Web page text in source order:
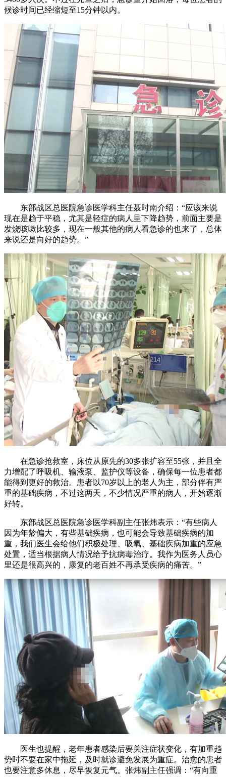
候诊时间已经缩短至15分钟以内。
东部战区总医院急诊医学科主任聂时南介绍：“应该来说
现在是趋于平稳，尤其是轻症的病人呈下降趋势，前面主要是
发烧咳嗽比较多，现在一般其他的病人看急诊的也来了，总体
来说还是向好的趋势。”
在急诊抢救室，床位从原先的30多张扩容至55张，并且全
力增配了呼吸机、输液泵、监护仪等设备，确保每一位患者都
能得到更好的救治。患者以70岁以上的老人为主，部分伴有严
重的基础疾病，不过这两天，不少情况严重的病人，开始逐渐
好转。
东部战区总医院急诊医学科副主任张炜表示：“有些病人
因为年龄偏大，有些基础疾病，也可能会导致基础疾病的加
重，我们医生会给他们积极处理、吸氧、基础疾病加重的应急
处置，适当根据病人情况给予抗病毒治疗。我作为医务人员心
里还是很高兴的，康复的老百姓不再承受疾病的痛苦。”
医生也提醒，老年患者感染后要关注症状变化，有加重趋
势时不要在家中拖延，及时就诊避免发展为重症。治愈的患者
也要注意多休息，尽早恢复元气。张炜副主任强调：“有向重